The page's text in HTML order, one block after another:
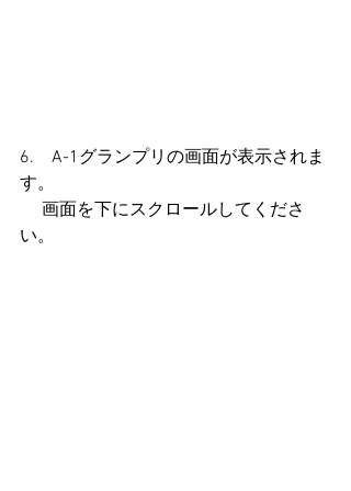
6.　A-1グランプリの画面が表示されま
す。
い。